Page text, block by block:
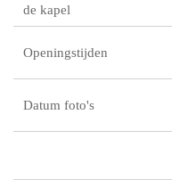
de kapel
Openingstijden
Datum foto's